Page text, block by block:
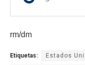
rm/dm
Etiquetas: Estados